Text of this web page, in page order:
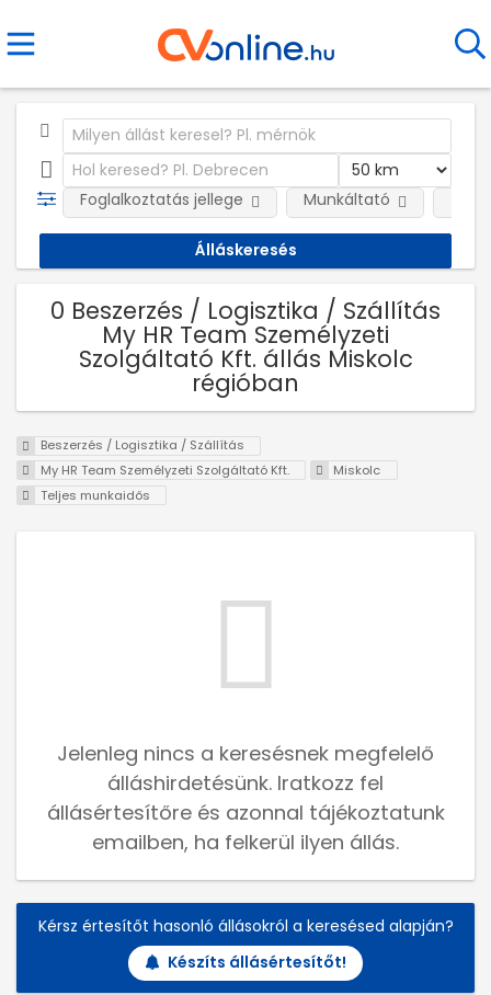
Foglalkoztatás jellege Munkáltató
0 Beszerzés / Logisztika / Szállítás
My HR Team Személyzeti
Szolgáltató Kft. állás Miskolc
régióban
Beszerzés / Logisztika / Szállítás
My HR Team Személyzeti Szolgáltató Kft.
Miskolc
Teljes munkaidős
Jelenleg nincs a keresésnek megfelelő
álláshirdetésünk. Iratkozz fel
állásértesítőre és azonnal tájékoztatunk
emailben, ha felkerül ilyen állás.
Kérsz értesítőt hasonló állásokról a keresésed alapján?
Készíts állásértesítőt!